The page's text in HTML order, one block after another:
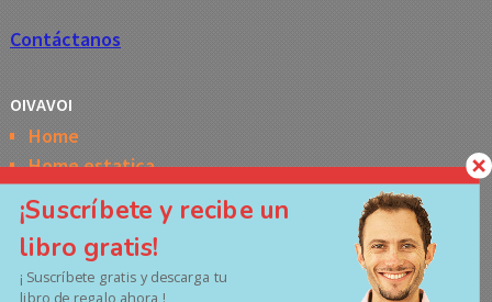
Contáctanos
OIVAVOI
Home
Home estatica
Horóscopo semanal de la Kabbalah
Memes
No Access
Políticas de privacidad
¡Suscríbete y recibe un
libro gratis!
¡ Suscríbete gratis y descarga tu
libro de regalo ahora !